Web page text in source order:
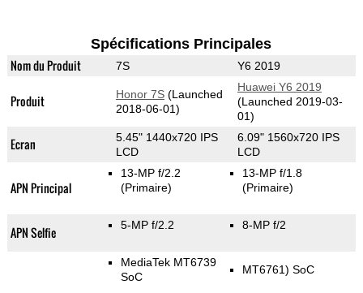
Spécifications Principales
Nom du Produit 7S Y6 2019
Produit Honor 7S(Launched
2018-06-01)
Huawei Y6 2019
(Launched 2019-03-
01)
Ecran
5.45" 1440x720 IPS
LCD
6.09" 1560x720 IPS
LCD
APN Principal
13-MP f/2.2
(Primaire)
13-MP f/1.8
(Primaire)
APN Selfie 5-MP f/2.2 8-MP f/2
MediaTek MT6739
SoC
MT6761) SoC